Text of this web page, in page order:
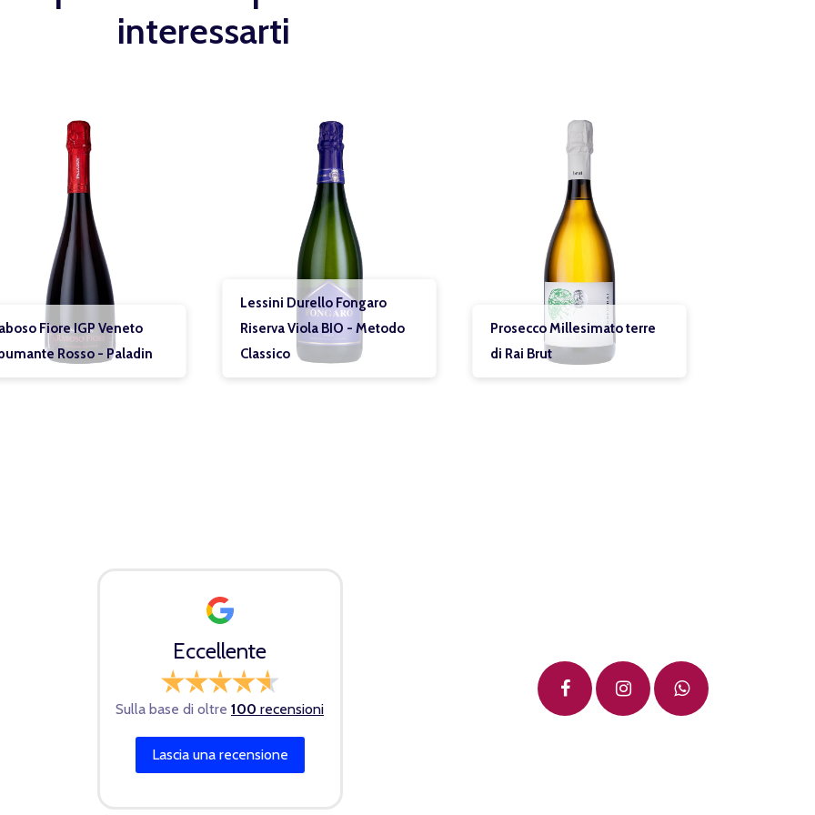
interessarti
Lessini Durello Fongaro
Riserva Viola BIO - Metodo
Classico
Prosecco Millesimato terre
di Rai Brut
Prosecco Superiore di
Valdobbiadene Jeio Extra
Dry Bisol
Eccellente
Sulla base di oltre 100 recensioni
Lascia una recensione